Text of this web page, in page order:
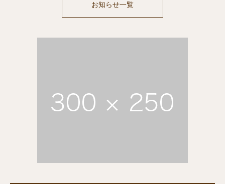
お知らせ一覧